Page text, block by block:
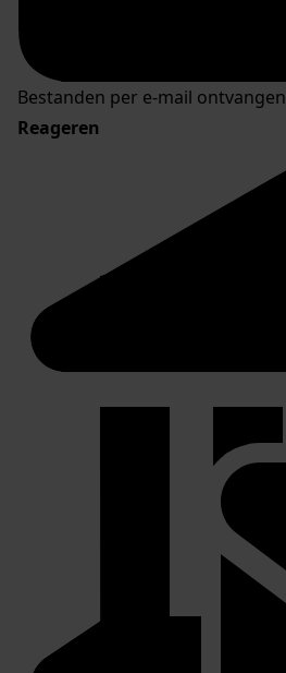
Bestanden per e-mail ontvangen
Reageren